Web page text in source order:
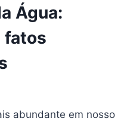
Água:
fatos
abundante em nosso